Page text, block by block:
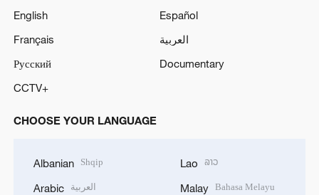
English
Español
Français
العربية
Русский
Documentary
CCTV+
CHOOSE YOUR LANGUAGE
Albanian Shqip
Arabic العربية
Lao ລາວ
Malay Bahasa Melayu